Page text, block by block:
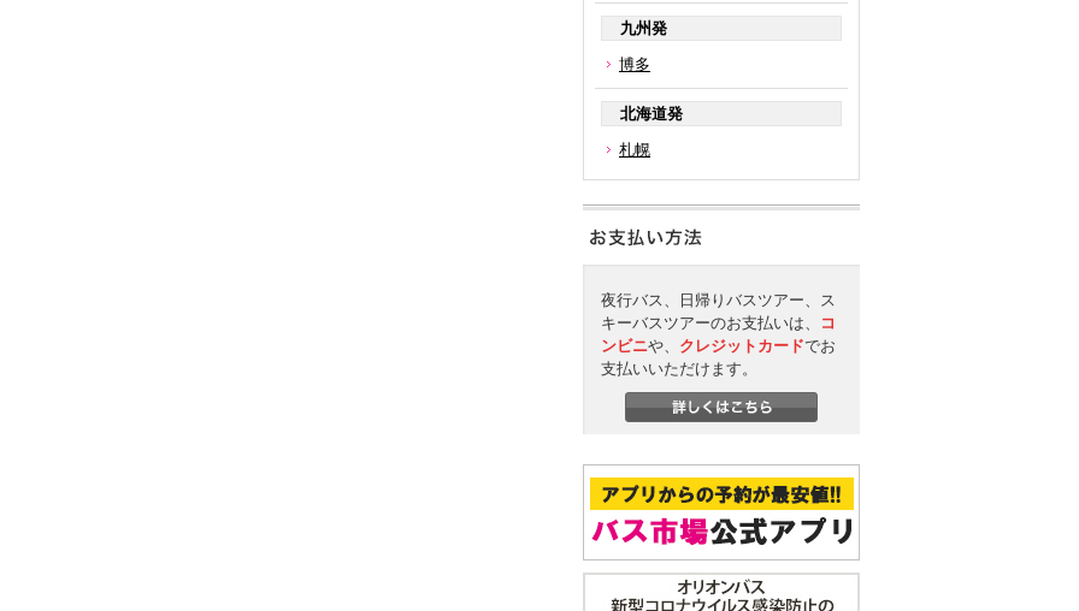
九州発
博多
北海道発
札幌
夜行バス、日帰りバスツアー、ス
キーバスツアーのお支払いは、
コ
ンビニや、 クレジットカードでお
支払いいただけます。